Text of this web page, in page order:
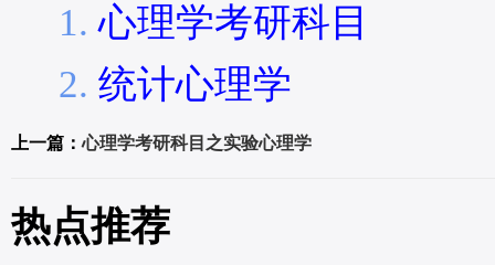
心理学考研科目
统计心理学
上一篇：心理学考研科目之实验心理学
热点推荐